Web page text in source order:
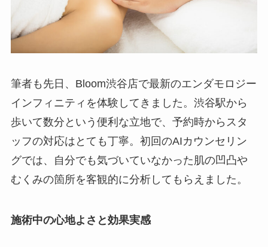
筆者も先日、Bloom渋谷店で最新のエンダモロジー
インフィニティを体験してきました。渋谷駅から
歩いて数分という便利な立地で、予約時からスタ
ッフの対応はとても丁寧。初回のAIカウンセリン
グでは、自分でも気づいていなかった肌の凹凸や
むくみの箇所を客観的に分析してもらえました。
施術中の心地よさと効果実感